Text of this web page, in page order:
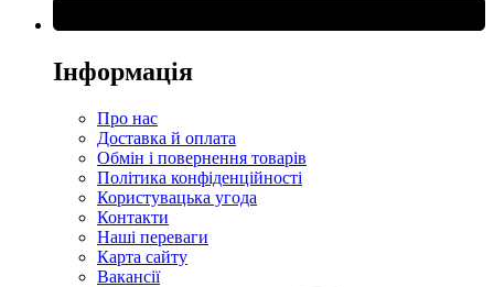
Інформація
Про нас
Доставка й оплата
Обмін і повернення товарів
Політика конфіденційності
Користувацька угода
Контакти
Наші переваги
Карта сайту
Вакансії